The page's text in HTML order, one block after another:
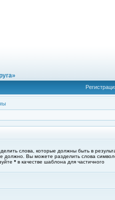
слова, которые должны быть в
должно. Вы можете разделить слова
* в качестве шаблона для частичного